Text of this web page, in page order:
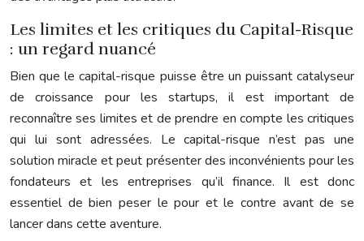
Les limites et les critiques du Capital-Risque
: un regard nuancé
Bien que le capital-risque puisse être un puissant catalyseur
de croissance pour les startups, il est important de
reconnaître ses limites et de prendre en compte les critiques
qui lui sont adressées. Le capital-risque n’est pas une
solution miracle et peut présenter des inconvénients pour les
fondateurs et les entreprises qu’il finance. Il est donc
essentiel de bien peser le pour et le contre avant de se
lancer dans cette aventure.